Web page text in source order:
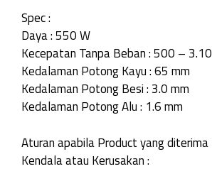
Spec :
Daya : 550 W
Kecepatan Tanpa Beban : 500 –
Kedalaman Potong Kayu : 65 mm
Kedalaman Potong Besi : 3.0 mm
Kedalaman Potong Alu : 1.6 mm
Aturan apabila Product yang
Kendala atau Kerusakan :